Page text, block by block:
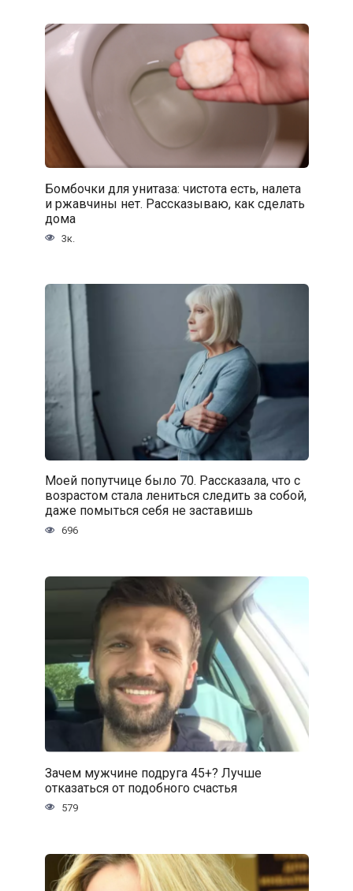
Бомбочки для унитаза: чистота есть, налета
и ржавчины нет. Рассказываю, как сделать
дома
3к.
Моей попутчице было 70. Рассказала, что с
возрастом стала лениться следить за собой,
даже помыться себя не заставишь
696
Зачем мужчине подруга 45+? Лучше
отказаться от подобного счастья
579